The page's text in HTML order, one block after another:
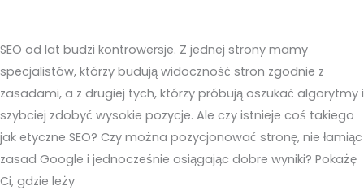
SEO od lat budzi kontrowersje. Z jednej strony mamy
specjalistów, którzy budują widoczność stron zgodnie z
zasadami, a z drugiej tych, którzy próbują oszukać algorytmy i
szybciej zdobyć wysokie pozycje. Ale czy istnieje coś takiego
jak etyczne SEO? Czy można pozycjonować stronę, nie łamiąc
zasad Google i jednocześnie osiągając dobre wyniki? Pokażę
Ci, gdzie leży